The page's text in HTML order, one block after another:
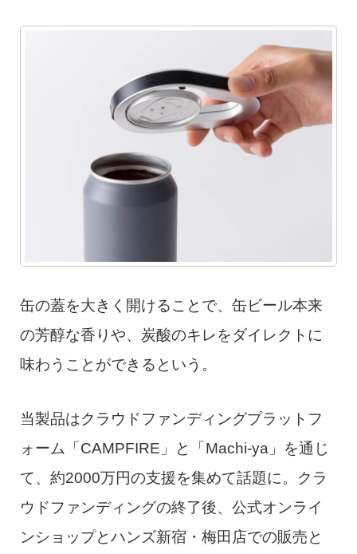
缶の蓋を大きく開けることで、缶ビール本来
の芳醇な香りや、炭酸のキレをダイレクトに
味わうことができるという。
当製品はクラウドファンディングプラットフ
ォーム「CAMPFIRE」と「Machi-ya」を通じ
て、約2000万円の支援を集めて話題に。クラ
ウドファンディングの終了後、公式オンライ
ンショップとハンズ新宿・梅田店での販売と